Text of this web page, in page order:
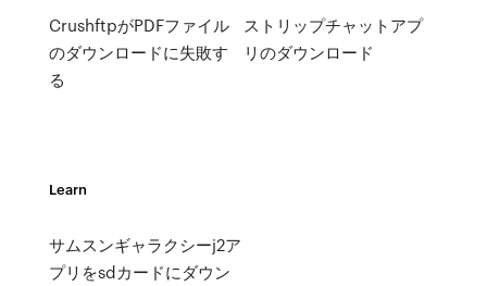
CrushftpがPDFファイル
のダウンロードに失敗す
る
ストリップチャットアプ
リのダウンロード
Learn
サムスンギャラクシーj2ア
プリをsdカードにダウン